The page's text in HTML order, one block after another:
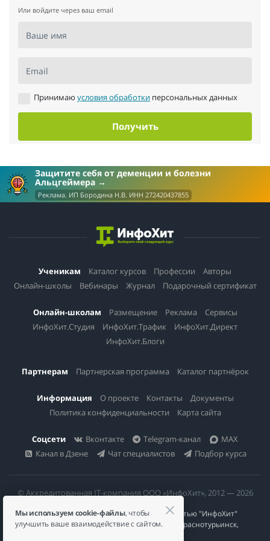
Или войдите через ваш email
Ваше имя
Email
Принимаю условия обработки персональных данных
Получить
Защитите себя от деменции и болезни
Альцгеймера
Реклама. ИП Бородина Н.В. ИНН 272420437855
Ученикам Каталог курсов Профессии
Авторы
Онлайн-школы
Вебинары Журнал Подарочный сертификат
Онлайн-школам Размещение Реклама
Сервисы
ИнфоХит.Студия
ИнфоХит.Трафик
ИнфоХит.Директ
ИнфоХит.Блоги
Партнерам Партнерская программа Каталог партнёрок
Информация О проекте Контакты
Документы
Политика конфиденциальности
Карта сайта
Соцсети Вконтакте Telegram-канал
MAX
Канал в Дзене
Чат специалистов Подбор курса
© Аккредитованная IT-компания ООО «ИнфоХит», 2012 — 2026
Общество с ограниченной ответственностью "ИнфоХит"
624446, Россия, Свердловская область, г. Краснотурьинск,
Мы используем cookie-файлы, чтобы
улучшить ваше взаимодействие с сайтом.